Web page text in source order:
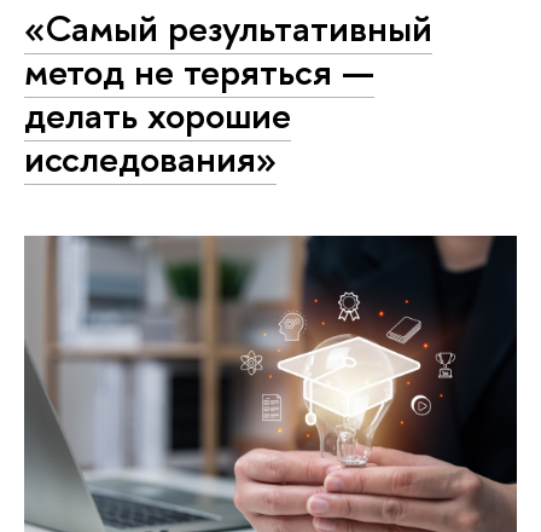
«Самый результативный
метод не теряться —
делать хорошие
исследования»